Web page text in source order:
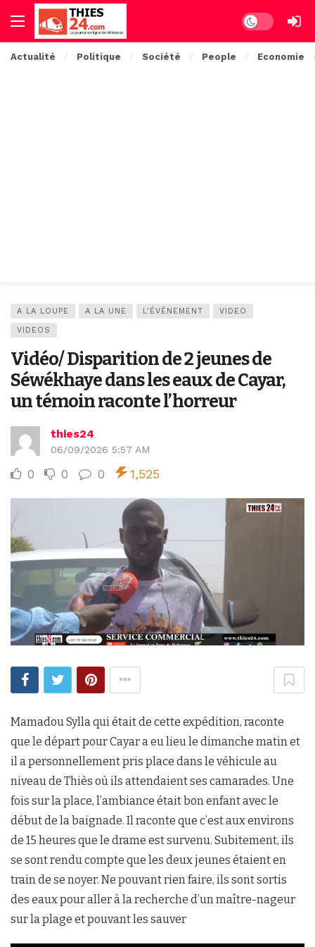
Dark mode
Actualité Politique Société People Economie
A LA LOUPE A LA UNE L'ÉVÉNEMENT VIDEO
VIDEOS
Vidéo/ Disparition de 2 jeunes de
Séwékhaye dans les eaux de Cayar,
un témoin raconte l’horreur
thies24
06/09/2026 5:57 AM
0 0 0 1,525
Mamadou Sylla qui était de cette expédition, raconte
que le départ pour Cayar a eu lieu le dimanche matin et
il a personnellement pris place dans le véhicule au
niveau de Thiès où ils attendaient ses camarades. Une
fois sur la place, l’ambiance était bon enfant avec le
début de la baignade. Il raconte que c’est aux environs
de 15 heures que le drame est survenu. Subitement, ils
se sont rendu compte que les deux jeunes étaient en
train de se noyer. Ne pouvant rien faire, ils sont sortis
des eaux pour aller à la recherche d’un maître-nageur
sur la plage et pouvant les sauver